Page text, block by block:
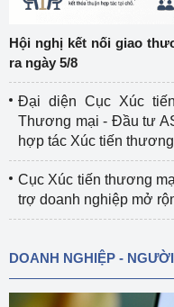
Hội nghị kết nối giao
ra ngày 5/8
Đại diện Cục Xúc
Thương mại - Đầu tư
hợp tác Xúc tiến
Cục Xúc tiến thương
trợ doanh nghiệp mở
DOANH NGHIỆP -